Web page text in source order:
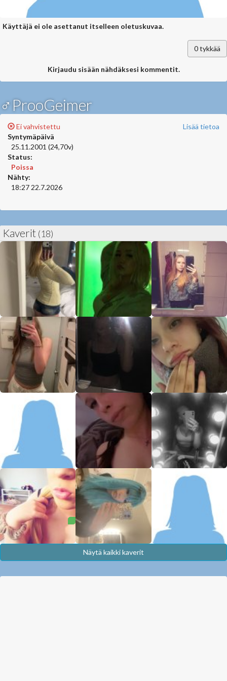
Käyttäjä ei ole asettanut itselleen oletuskuvaa.
0tykkää
Kirjaudu sisään nähdäksesi kommentit.
♂ProoGeimer
Lisää tietoa
Ei vahvistettu
Syntymäpäivä
25.11.2001 (24,70v)
Status:
Poissa
Nähty:
18:27 22.7.2026
Kaverit (18)
Näytä kaikki kaverit